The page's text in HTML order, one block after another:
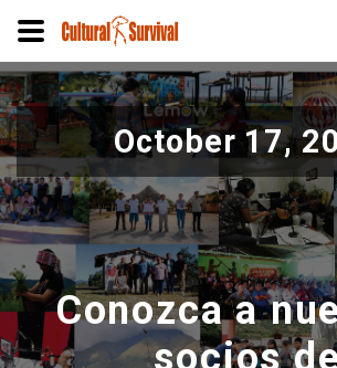
Pasar
al
contenido
principal
October 17,
Conozca a
socios